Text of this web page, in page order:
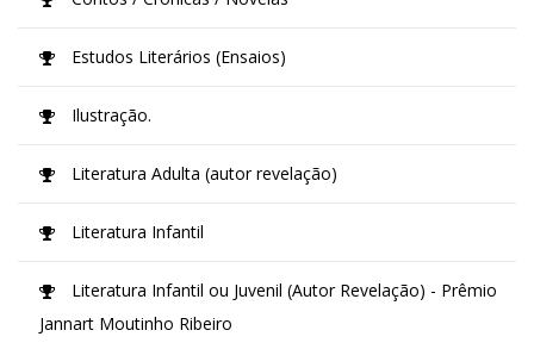
Estudos Literários (Ensaios)
Ilustração.
Literatura Adulta (autor revelação)
Literatura Infantil
Literatura Infantil ou Juvenil (Autor Revelação) - Prêmio
Jannart Moutinho Ribeiro